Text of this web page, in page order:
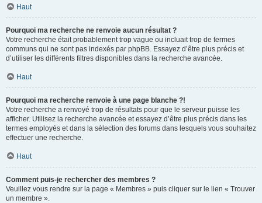
Haut
Pourquoi ma recherche ne renvoie aucun résultat ?
Votre recherche était probablement trop vague ou incluait trop de termes
communs qui ne sont pas indexés par phpBB. Essayez d’être plus précis et
d’utiliser les différents filtres disponibles dans la recherche avancée.
Haut
Pourquoi ma recherche renvoie à une page blanche ?!
Votre recherche a renvoyé trop de résultats pour que le serveur puisse les
afficher. Utilisez la recherche avancée et essayez d’être plus précis dans les
termes employés et dans la sélection des forums dans lesquels vous souhaitez
effectuer une recherche.
Haut
Comment puis-je rechercher des membres ?
Veuillez vous rendre sur la page « Membres » puis cliquer sur le lien « Trouver
un membre ».